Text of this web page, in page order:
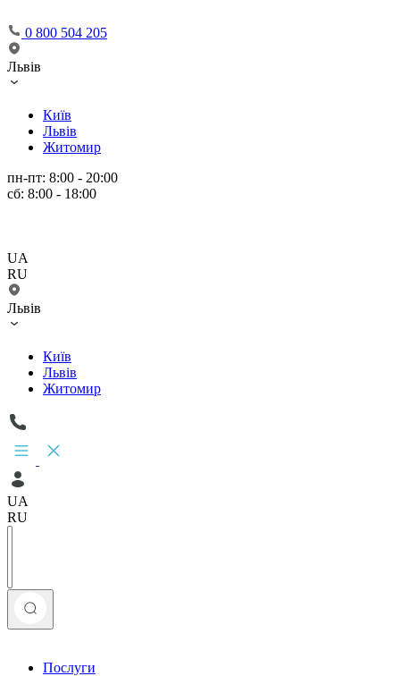
0 800 504 205
Львів
Київ
Львів
Житомир
пн-пт: 8:00 - 20:00
сб: 8:00 - 18:00
UA
RU
Львів
Київ
Львів
Житомир
UA
RU
Послуги